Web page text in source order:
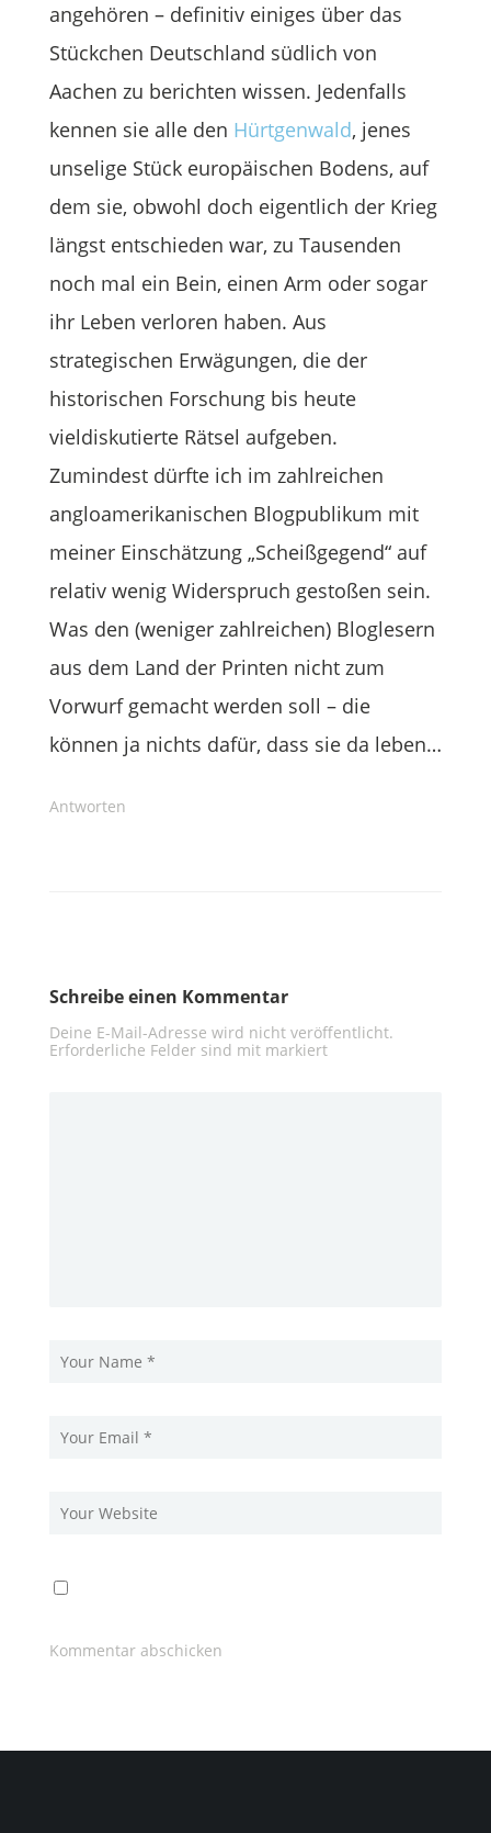
angehören – definitiv einiges über das
Stückchen Deutschland südlich von
Aachen zu berichten wissen. Jedenfalls
kennen sie alle den Hürtgenwald, jenes
unselige Stück europäischen Bodens, auf
dem sie, obwohl doch eigentlich der Krieg
längst entschieden war, zu Tausenden
noch mal ein Bein, einen Arm oder sogar
ihr Leben verloren haben. Aus
strategischen Erwägungen, die der
historischen Forschung bis heute
vieldiskutierte Rätsel aufgeben.
Zumindest dürfte ich im zahlreichen
angloamerikanischen Blogpublikum mit
meiner Einschätzung „Scheißgegend“ auf
relativ wenig Widerspruch gestoßen sein.
Was den (weniger zahlreichen) Bloglesern
aus dem Land der Printen nicht zum
Vorwurf gemacht werden soll – die
können ja nichts dafür, dass sie da leben…
Antworten
Schreibe einen Kommentar
Deine E-Mail-Adresse wird nicht veröffentlicht.
Erforderliche Felder sind mit markiert